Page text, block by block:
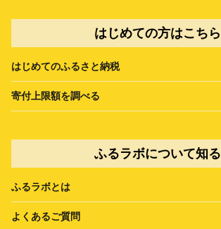
はじめての方はこちら
はじめてのふるさと納税
寄付上限額を調べる
ふるラボについて知る
ふるラボとは
よくあるご質問